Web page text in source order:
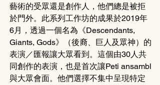
藝術的受眾還是創作人，他們總是被拒
於門外。此系列工作坊的成果於2019年
6月，透過一個名為《Descendants,
Giants, Gods》（後裔、巨人及眾神）的
表演／匯報讓大眾看到。這個由30人共
同創作的表演，也是首次讓Peti ansambl
與大眾會面。他們選擇不集中呈現特定